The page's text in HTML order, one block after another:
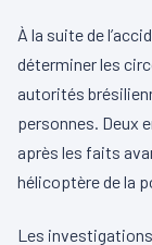
À la suite de
déterminer les
autorités
personnes. Deux
après les faits
hélicoptère de la
Les